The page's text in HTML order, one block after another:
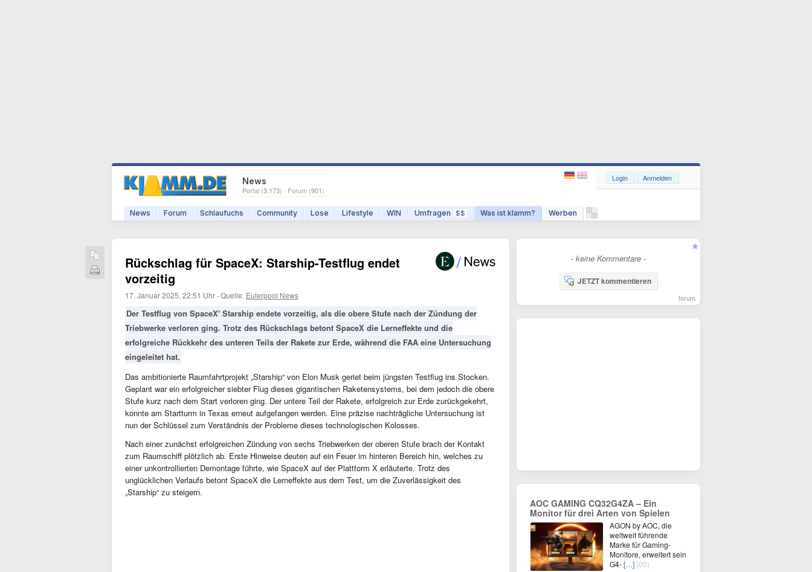
News
Portal (3.173) · Forum (901)
News Forum Schlaufuchs Community Lose Lifestyle WIN Umfragen $$ Was ist klamm? Werben
Login Anmelden
Rückschlag für SpaceX: Starship-Testflug endet
vorzeitig
17. Januar 2025, 22:51 Uhr ·Quelle: Eulerpool News
Der Testflug von SpaceX' Starship endete vorzeitig, als die obere Stufe nach der Zündung der
Triebwerke verloren ging. Trotz des Rückschlags betont SpaceX die Lerneffekte und die
erfolgreiche Rückkehr des unteren Teils der Rakete zur Erde, während die FAA eine Untersuchung
eingeleitet hat.
Das ambitionierte Raumfahrtprojekt „Starship“ von Elon Musk geriet beim jüngsten Testflug ins Stocken.
Geplant war ein erfolgreicher siebter Flug dieses gigantischen Raketensystems, bei dem jedoch die obere
Stufe kurz nach dem Start verloren ging. Der untere Teil der Rakete, erfolgreich zur Erde zurückgekehrt,
konnte am Startturm in Texas erneut aufgefangen werden. Eine präzise nachträgliche Untersuchung ist
nun der Schlüssel zum Verständnis der Probleme dieses technologischen Kolosses.
Nach einer zunächst erfolgreichen Zündung von sechs Triebwerken der oberen Stufe brach der Kontakt
zum Raumschiff plötzlich ab. Erste Hinweise deuten auf ein Feuer im hinteren Bereich hin, welches zu
einer unkontrollierten Demontage führte, wie SpaceX auf der Plattform X erläuterte. Trotz des
unglücklichen Verlaufs betont SpaceX die Lerneffekte aus dem Test, um die Zuverlässigkeit des
„Starship“ zu steigern.
- keine Kommentare -
JETZT kommentieren
forum
AOC GAMING CQ32G4ZA – Ein
Monitor für drei Arten von Spielen
AGON by AOC, die
weltweit führende
Marke für Gaming-
Monitore, erweitert sein
G4-[…] (00)